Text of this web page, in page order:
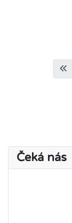
Čeká nás